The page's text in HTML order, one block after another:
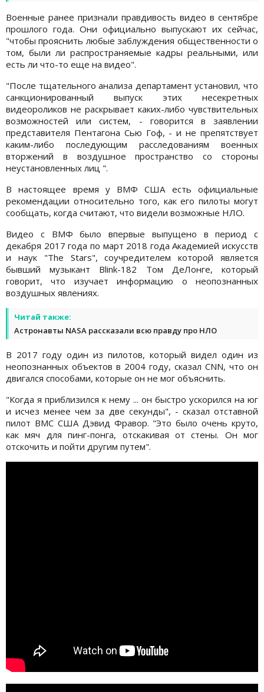
Военные ранее признали правдивость видео в сентябре
прошлого года. Они официально выпускают их сейчас,
"чтобы прояснить любые заблуждения общественности о
том, были ли распространяемые кадры реальными, или
есть ли что-то еще на видео".
"После тщательного анализа департамент установил, что
санкционированный выпуск этих несекретных
видеороликов не раскрывает каких-либо чувствительных
возможностей или систем, - говорится в заявлении
представителя Пентагона Сью Гоф, - и не препятствует
каким-либо последующим расследованиям военных
вторжений в воздушное пространство со стороны
неустановленных лиц ".
В настоящее время у ВМФ США есть официальные
рекомендации относительно того, как его пилоты могут
сообщать, когда считают, что видели возможные НЛО.
Видео с ВМФ было впервые выпущено в период с
декабря 2017 года по март 2018 года Академией искусств
и наук "The Stars", соучредителем которой является
бывший музыкант Blink-182 Том ДеЛонге, который
говорит, что изучает информацию о неопознанных
воздушных явлениях.
Читай также:
Астронавты NASA рассказали всю правду про НЛО
В 2017 году один из пилотов, который видел один из
неопознанных объектов в 2004 году, сказал CNN, что он
двигался способами, которые он не мог объяснить.
"Когда я приблизился к нему ... он быстро ускорился на юг
и исчез менее чем за две секунды", - сказал отставной
пилот ВМС США Дэвид Фравор. "Это было очень круто,
как мяч для пинг-понга, отскакивая от стены. Он мог
отскочить и пойти другим путем".